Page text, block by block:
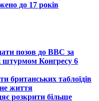
до 17 років
позов до ВВС за
штурмом Конгресу 6
британських таблоїдів
життя
розкрити більше